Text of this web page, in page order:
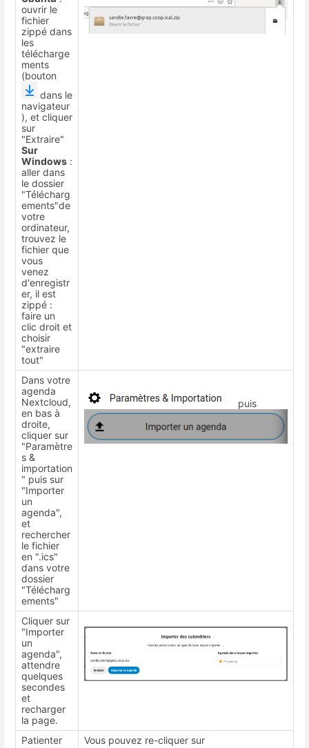
ouvrir le
fichier
zippé dans
les
télécharge
ments
(bouton
dans le
navigateur
), et cliquer
sur
"Extraire"
Sur
Windows :
aller dans
le dossier
"Télécharg
ements"de
votre
ordinateur,
trouvez le
fichier que
vous
venez
d'enregistr
er, il est
zippé :
faire un
clic droit et
choisir
"extraire
tout"
Dans votre
agenda
Nextcloud,
en bas à
droite,
cliquer sur
"Paramètre
s &
importation
" puis sur
"Importer
un
agenda",
et
rechercher
le fichier
en ".ics"
dans votre
dossier
"Télécharg
ements"
puis
Cliquer sur
"Importer
un
agenda",
attendre
quelques
secondes
et
recharger
la page.
Patienter
Vous pouvez re-cliquer sur